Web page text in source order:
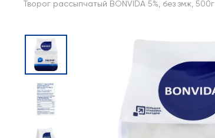
Творог рассыпчатый BONVIDA 5%, без змж, 500г